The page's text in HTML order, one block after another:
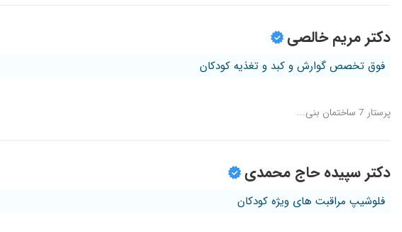
دکتر مریم خالصی
فوق تخصص گوارش و کبد و تغذیه کودکان
پرستار 7 ساختمان بنی...
دکتر سپیده حاج محمدی
فلوشیپ مراقبت های ویژه کودکان